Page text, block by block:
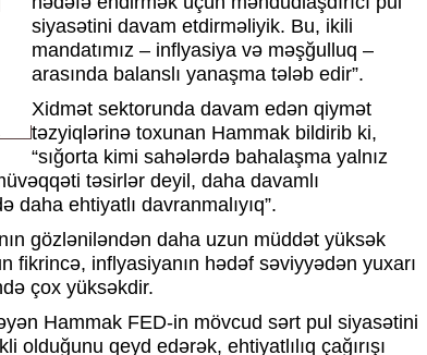
siyasətini davam etdirməliyik. Bu, ikili
mandatımız – inflyasiya və məşğulluq –
arasında balanslı yanaşma tələb edir”.
Xidmət sektorunda davam edən qiymət
təzyiqlərinə toxunan Hammak bildirib ki,
“sığorta kimi sahələrdə bahalaşma yalnız
təsirlər deyil, daha davamlı
daha ehtiyatlı davranmalıyıq”.
gözləniləndən daha uzun müddət yüksək
fikrincə, inflyasiyanın hədəf səviyyədən yuxarı
çox yüksəkdir.
Hammak FED-in mövcud sərt pul siyasətini
olduğunu qeyd edərək, ehtiyatlılıq çağırışı